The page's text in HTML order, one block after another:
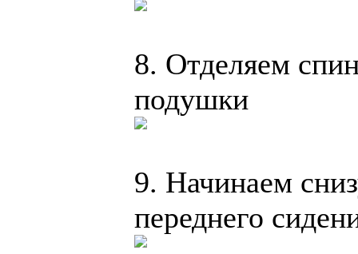
8. Отделяем
подушки
9. Начинаем
переднего